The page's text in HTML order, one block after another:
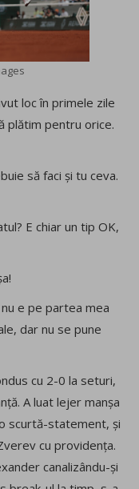
loc în primele zile
plătim pentru orice.
să faci și tu ceva.
E chiar un tip OK,
e pe partea mea
dar nu se pune
cu 2-0 la seturi,
A luat lejer manșa
scurtă-statement, și
cu providența.
canalizându-și